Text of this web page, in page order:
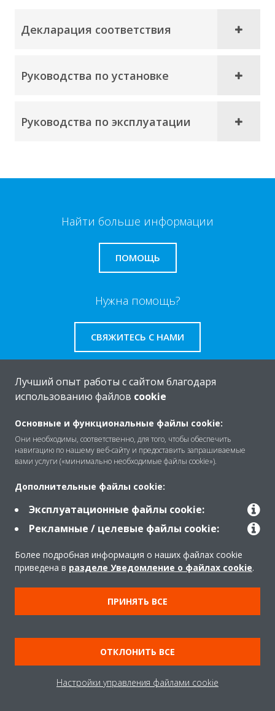
Декларация соответствия
Руководства по установке
Руководства по эксплуатации
Найти больше информации
ПОМОЩЬ
Нужна помощь?
СВЯЖИТЕСЬ С НАМИ
Решения
Помощь
Продукты
Copyright © Daikin
Правила
Использование cookie
Конфиденциальность данных
Корпоративная этика
Data Act
Лучший опыт работы с сайтом благодаря
использованию файлов cookie
Основные и функциональные файлы cookie:
Они необходимы, соответственно, для того, чтобы обеспечить
навигацию по нашему веб-сайту и предоставить запрашиваемые
вами услуги («минимально необходимые файлы cookie»).
Дополнительные файлы cookie:
Эксплуатационные файлы cookie:
Рекламные / целевые файлы cookie:
Более подробная информация о наших файлах cookie
приведена в разделе Уведомление о файлах cookie.
ПРИНЯТЬ ВСЕ
ОТКЛОНИТЬ ВСЕ
Настройки управления файлами cookie